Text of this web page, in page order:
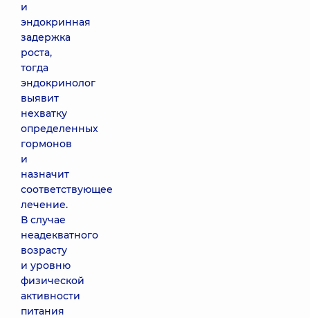
и
эндокринная
задержка
роста,
тогда
эндокринолог
выявит
нехватку
определенных
гормонов
и
назначит
соответствующее
лечение.
В случае
неадекватного
возрасту
и уровню
физической
активности
питания